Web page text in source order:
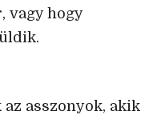
vagy hogy
asszonyok, akik